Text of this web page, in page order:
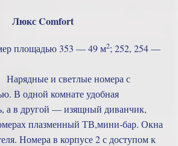
Люкс Comfort
площадью 353 — 49 м2; 252, 254 —
Нарядные и светлые номера с
В одной комнате удобная
а в другой — изящный диванчик,
плазменный ТВ,мини-бар. Окна
Номера в корпусе 2 с доступом к